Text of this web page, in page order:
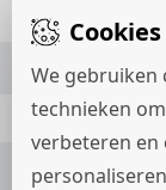
We gebruiken
technieken
verbeteren en